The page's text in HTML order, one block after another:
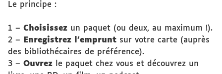
Le principe :
1 – Choisissez un paquet (ou deux, au maximum !).
2 –
Enregistrez l’emprunt sur votre carte (auprès
des bibliothécaires de préférence).
3 – Ouvrez le paquet chez vous et découvrez un